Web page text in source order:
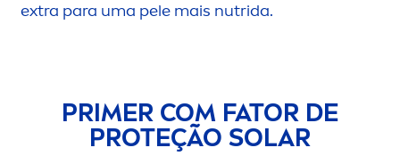
extra para uma pele mais nutrida.
PRIMER COM FATOR DE
PROTEÇÃO SOLAR